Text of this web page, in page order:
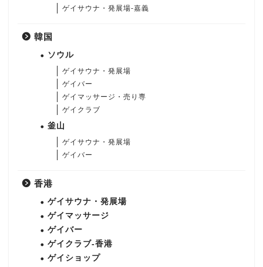
ゲイサウナ・発展場-嘉義
韓国
ソウル
ゲイサウナ・発展場
ゲイバー
ゲイマッサージ・売り専
ゲイクラブ
釜山
ゲイサウナ・発展場
ゲイバー
香港
ゲイサウナ・発展場
ゲイマッサージ
ゲイバー
ゲイクラブ-香港
ゲイショップ